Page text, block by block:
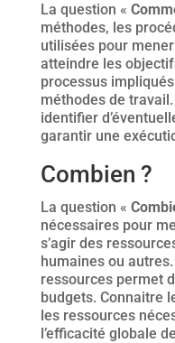
La question «
méthodes, les
utilisées pour
atteindre les
processus
méthodes de
identifier
garantir une
Combien ?
La question «
nécessaires pour
s’agir des
humaines ou
ressources permet
budgets. Connaitre
les ressources
l’efficacité globale